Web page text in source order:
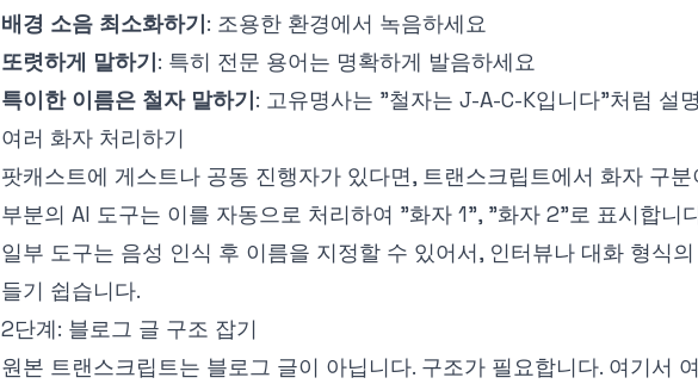
배경 소음 최소화하기: 조용한 환경에서 녹음하세요
또렷하게 말하기: 특히 전문 용어는 명확하게 발음하세요
특이한 이름은 철자 말하기: 고유명사는 "철자는 J-A-C-K입니다"처럼 설
여러 화자 처리하기
팟캐스트에 게스트나 공동 진행자가 있다면, 트랜스크립트에서 화자 구분
부분의 AI 도구는 이를 자동으로 처리하여 "화자 1", "화자 2"로 표시합니
일부 도구는 음성 인식 후 이름을 지정할 수 있어서, 인터뷰나 대화 형식
들기 쉽습니다.
2단계: 블로그 글 구조 잡기
원본 트랜스크립트는 블로그 글이 아닙니다. 구조가 필요합니다. 여기서